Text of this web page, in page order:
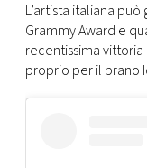
L’artista italiana
Grammy Award e
recentissima vittoria
proprio per il brano